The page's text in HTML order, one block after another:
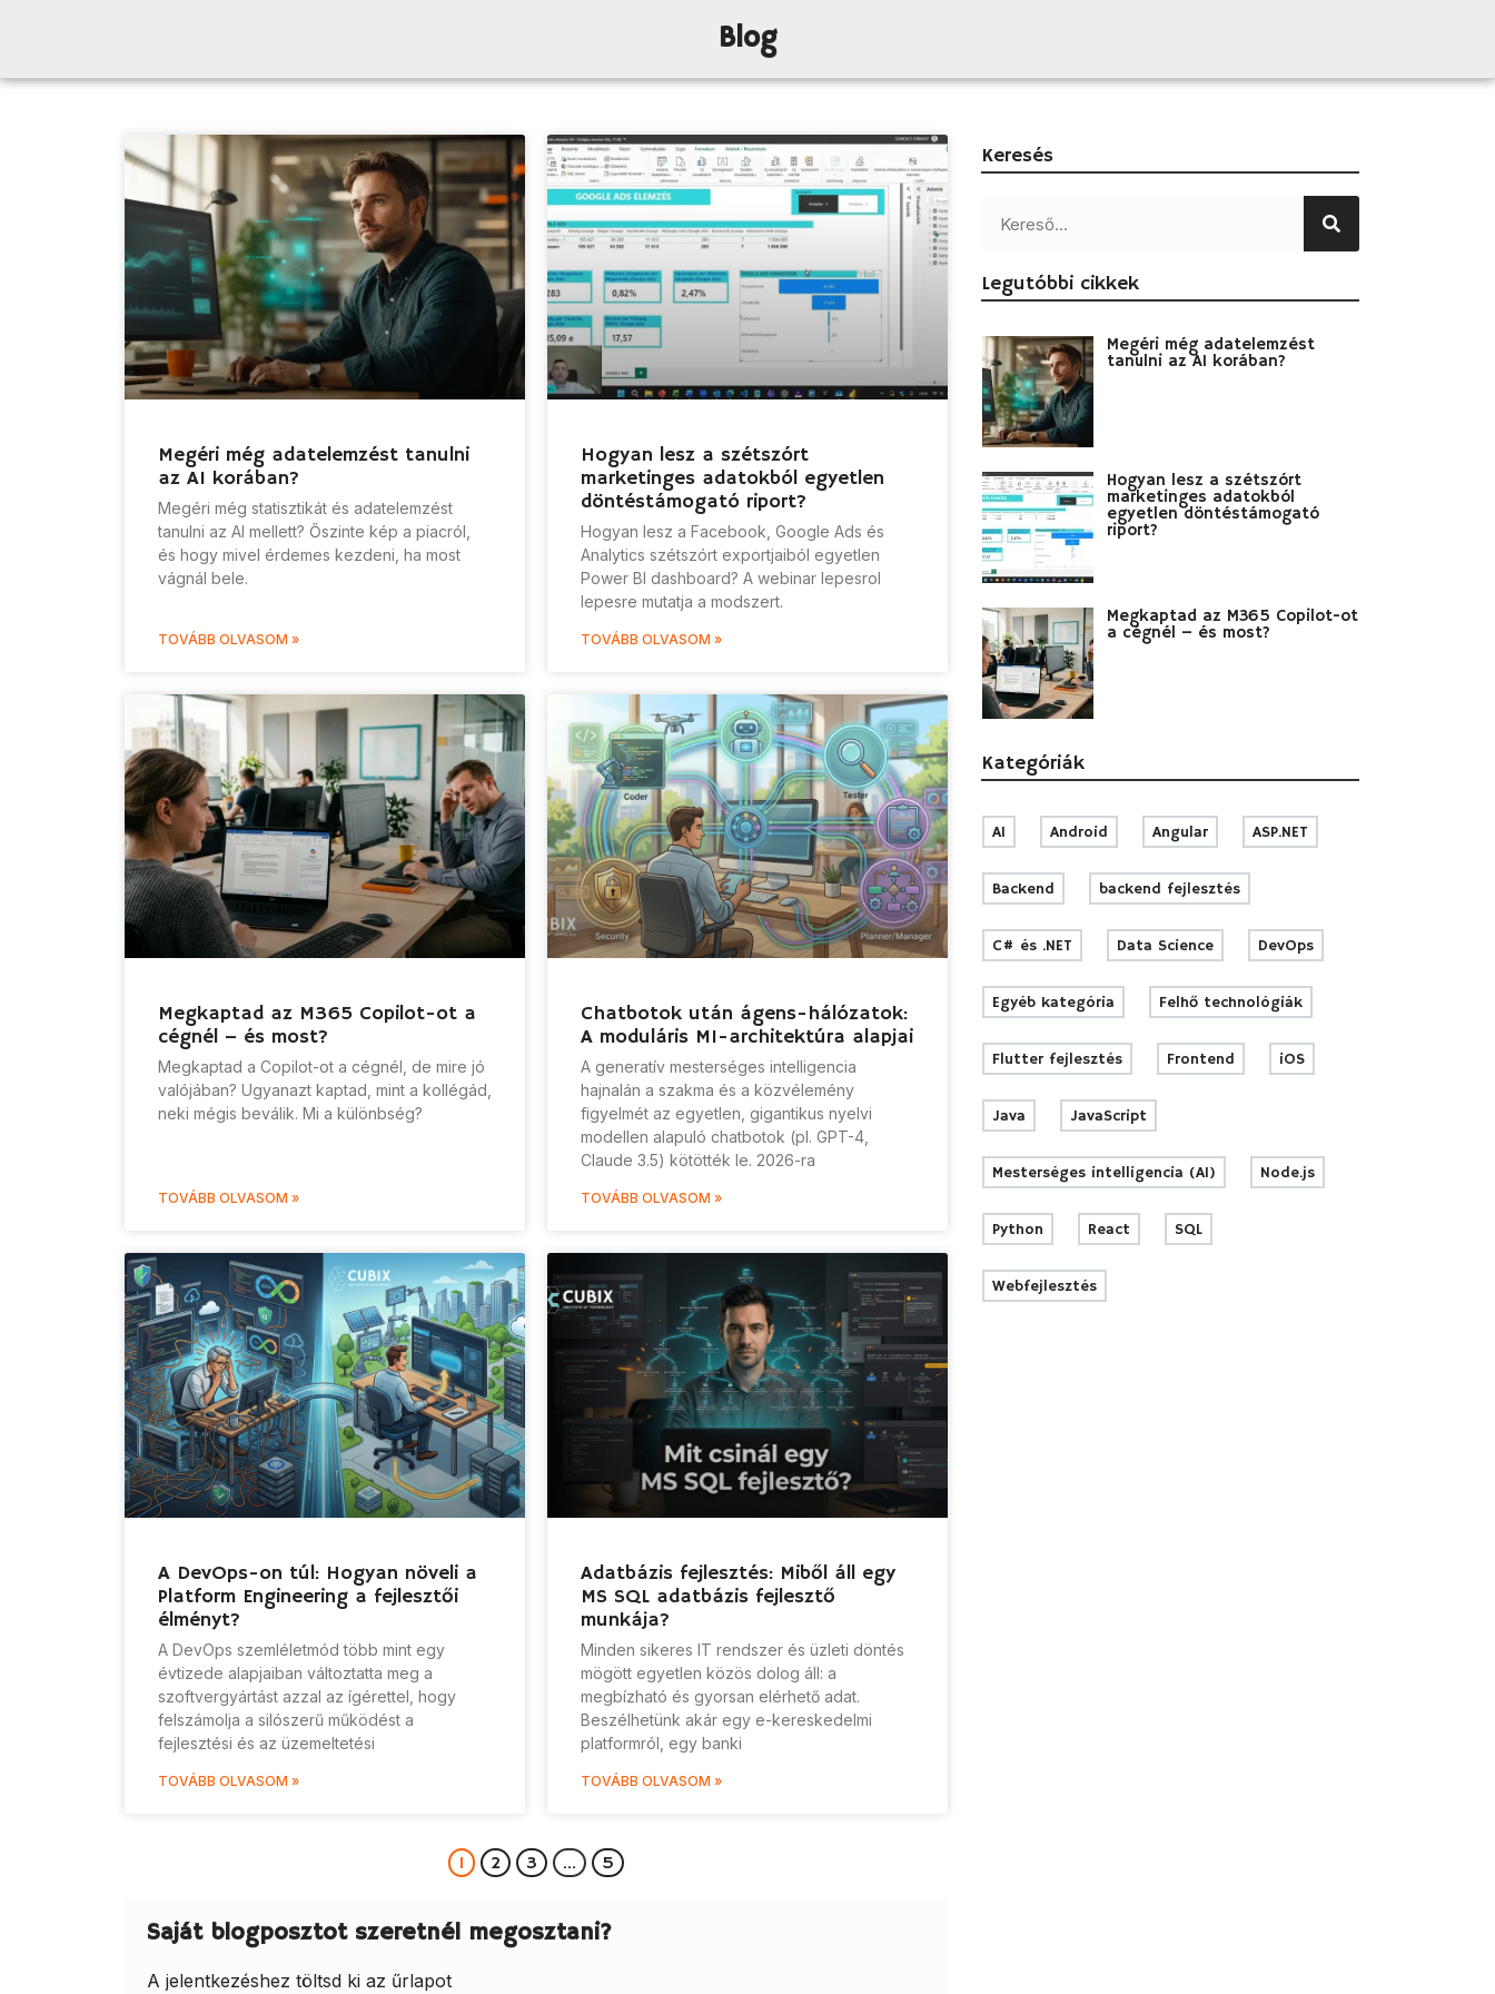
Blog
Megéri még adatelemzést tanulni
az AI korában?
Megéri még statisztikát és adatelemzést
tanulni az AI mellett? Őszinte kép a piacról,
és hogy mivel érdemes kezdeni, ha most
vágnál bele.
TOVÁBB OLVASOM »
Hogyan lesz a szétszórt
marketinges adatokból egyetlen
döntéstámogató riport?
Hogyan lesz a Facebook, Google Ads és
Analytics szétszórt exportjaiból egyetlen
Power BI dashboard? A webinar lepesrol
lepesre mutatja a modszert.
TOVÁBB OLVASOM »
Megkaptad az M365 Copilot-ot a
cégnél – és most?
Megkaptad a Copilot-ot a cégnél, de mire jó
valójában? Ugyanazt kaptad, mint a kollégád,
neki mégis beválik. Mi a különbség?
TOVÁBB OLVASOM »
Chatbotok után ágens-hálózatok:
A moduláris MI-architektúra alapjai
A generatív mesterséges intelligencia
hajnalán a szakma és a közvélemény
figyelmét az egyetlen, gigantikus nyelvi
modellen alapuló chatbotok (pl. GPT-4,
Claude 3.5) kötötték le. 2026-ra
TOVÁBB OLVASOM »
A DevOps-on túl: Hogyan növeli a
Platform Engineering a fejlesztői
élményt?
A DevOps szemléletmód több mint egy
évtizede alapjaiban változtatta meg a
szoftvergyártást azzal az ígérettel, hogy
felszámolja a silószerű működést a
fejlesztési és az üzemeltetési
TOVÁBB OLVASOM »
Adatbázis fejlesztés: Miből áll egy
MS SQL adatbázis fejlesztő
munkája?
Minden sikeres IT rendszer és üzleti döntés
mögött egyetlen közös dolog áll: a
megbízható és gyorsan elérhető adat.
Beszélhetünk akár egy e-kereskedelmi
platformról, egy banki
TOVÁBB OLVASOM »
1 2 3 … 5
Saját blogposztot szeretnél megosztani?
A jelentkezéshez töltsd ki az űrlapot
Keresés
Legutóbbi cikkek
Megéri még adatelemzést
tanulni az AI korában?
Hogyan lesz a szétszórt
marketinges adatokból
egyetlen döntéstámogató
riport?
Megkaptad az M365 Copilot-ot
a cégnél – és most?
Kategóriák
AI Android Angular ASP.NET
Backend backend fejlesztés
C# és .NET Data Science DevOps
Egyéb kategória Felhő technológiák
Flutter fejlesztés Frontend iOS
Java JavaScript
Mesterséges intelligencia (AI) Node.js
Python React SQL
Webfejlesztés